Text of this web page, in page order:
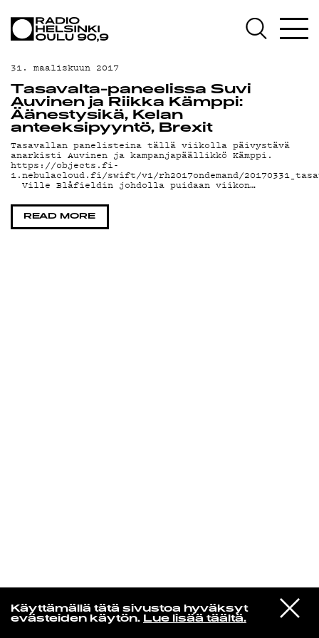
Käyttämällä tätä sivustoa hyväksyt
evästeiden käytön. Lue lisää täältä.
VIESTI
STUDIOON
Ernos
Discofiilis
AJANKOHTAISTA
OHJELMAT
TEKIJÄT
ON-DEMAND
PODCAST
MAINOSTA
YHTEYSTIEDOT
31. maaliskuun 2017
Tasavalta-paneelissa Suvi
Auvinen ja Riikka Kämppi:
Äänestysikä, Kelan
anteeksipyyntö, Brexit
Tasavallan panelisteina tällä viikolla päivystävä
anarkisti Auvinen ja kampanjapäällikkö Kämppi.
https://objects.fi-
1.nebulacloud.fi/swift/v1/rh2017ondemand/
Ville Blåfieldin johdolla puidaan viikon…
READ MORE